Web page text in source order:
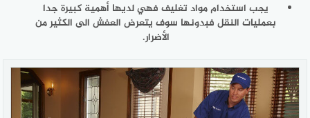
يجب استخدام مواد تغليف فهي لديها أهمية كبيرة جدا
بعمليات النقل فبدونها سوف يتعرض العفش الى الكثير من
الأضرار.